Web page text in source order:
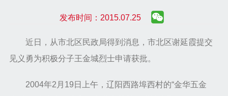
发布时间：2015.07.25
近日，从市北区民政局得到消息，市北区谢延霞提交
见义勇为积极分子王金城烈士申请获批。
2004年2月19日上午，辽阳西路埠西村的“金华五金